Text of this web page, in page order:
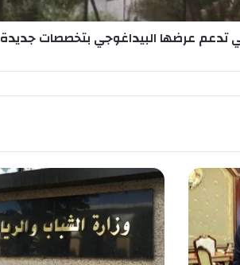
تدعم عرضها البيداغوجي بتخصصات جديدة